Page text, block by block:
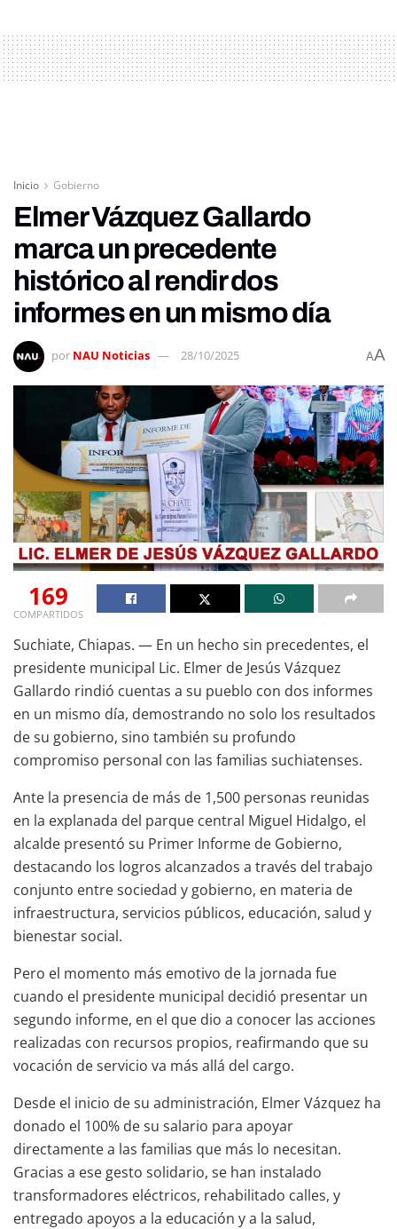
Inicio Gobierno
Elmer Vázquez Gallardo
marca un precedente
histórico al rendir dos
informes en un mismo día
por NAU Noticias 28/10/2025 AA
169
COMPARTIDOS
Suchiate, Chiapas. — En un hecho sin precedentes, el
presidente municipal Lic. Elmer de Jesús Vázquez
Gallardo rindió cuentas a su pueblo con dos informes
en un mismo día, demostrando no solo los resultados
de su gobierno, sino también su profundo
compromiso personal con las familias suchiatenses.
Ante la presencia de más de 1,500 personas reunidas
en la explanada del parque central Miguel Hidalgo, el
alcalde presentó su Primer Informe de Gobierno,
destacando los logros alcanzados a través del trabajo
conjunto entre sociedad y gobierno, en materia de
infraestructura, servicios públicos, educación, salud y
bienestar social.
Pero el momento más emotivo de la jornada fue
cuando el presidente municipal decidió presentar un
segundo informe, en el que dio a conocer las acciones
realizadas con recursos propios, reafirmando que su
vocación de servicio va más allá del cargo.
Desde el inicio de su administración, Elmer Vázquez ha
donado el 100% de su salario para apoyar
directamente a las familias que más lo necesitan.
Gracias a ese gesto solidario, se han instalado
transformadores eléctricos, rehabilitado calles, y
entregado apoyos a la educación y a la salud,